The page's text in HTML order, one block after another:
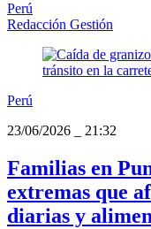
Perú
Redacción Gestión
Perú
23/06/2026
21:32
Familias en
extremas que
diarias y